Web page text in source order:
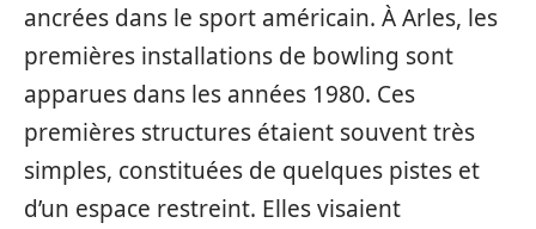
ancrées dans le sport américain. À Arles, les
premières installations de bowling sont
apparues dans les années 1980. Ces
premières structures étaient souvent très
simples, constituées de quelques pistes et
d’un espace restreint. Elles visaient